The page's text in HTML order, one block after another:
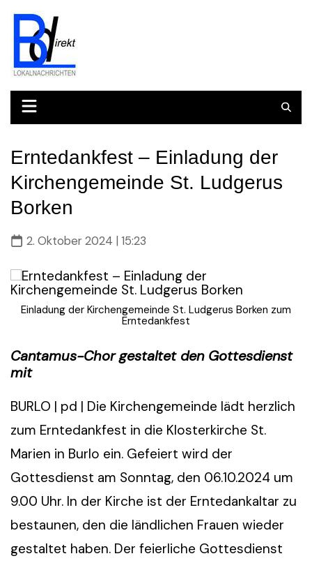
Skip
to
content
Erntedankfest – Einladung der
Kirchengemeinde St. Ludgerus
Borken
2. Oktober 2024 | 15:23
Einladung der Kirchengemeinde St. Ludgerus Borken zum
Erntedankfest
Cantamus-Chor gestaltet den Gottesdienst
mit
BURLO | pd | Die Kirchengemeinde lädt herzlich
zum Erntedankfest in die Klosterkirche St.
Marien in Burlo ein. Gefeiert wird der
Gottesdienst am Sonntag, den 06.10.2024 um
9.00 Uhr. In der Kirche ist der Erntedankaltar zu
bestaunen, den die ländlichen Frauen wieder
gestaltet haben. Der feierliche Gottesdienst